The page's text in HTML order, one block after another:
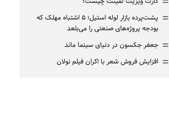
=
پشت‌پرده بازار لوله استیل؛ ۵ اشتباه مهلک که
بودجه پروژه‌های صنعتی را می‌بلعد
= جعفر جکسون در دنیای سینما ماند
= افزایش فروش شعر با اکران فیلم نولان